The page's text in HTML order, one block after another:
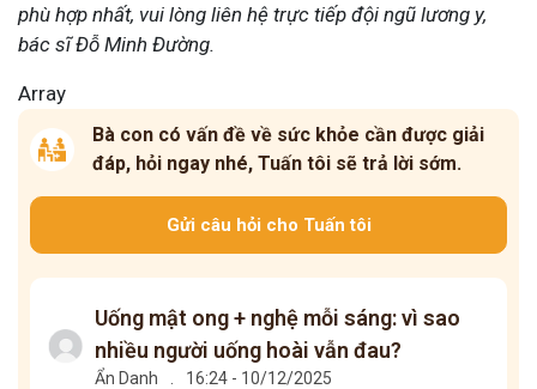
phù hợp nhất, vui lòng liên hệ trực tiếp đội ngũ lương y,
bác sĩ Đỗ Minh Đường.
Array
Bà con có vấn đề về sức khỏe cần được giải
đáp, hỏi ngay nhé, Tuấn tôi sẽ trả lời sớm.
Gửi câu hỏi cho Tuấn tôi
Uống mật ong + nghệ mỗi sáng: vì sao
nhiều người uống hoài vẫn đau?
Ẩn Danh 16:24 - 10/12/2025